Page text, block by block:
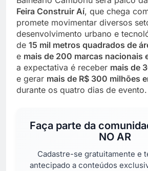
Feira Construir Aí, que chega
promete movimentar diversos
desenvolvimento urbano e
de 15 mil metros quadrados de
e mais de 200 marcas nacionais
a expectativa é receber mais de
e gerar mais de R$ 300 milhões
durante os quatro dias de evento.
Faça parte da
NO AR
Cadastre-se gratuitamente e
antecipado a conteúdos